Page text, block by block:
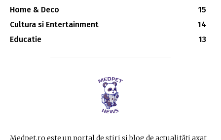
Home & Deco
15
Cultura si Entertainment
14
Educatie
13
Medpet.ro este un portal de știri și blog de actualități axat